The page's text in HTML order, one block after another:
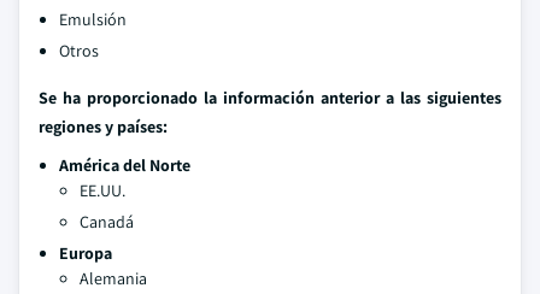
Emulsión
Otros
Se ha proporcionado la información anterior a las siguientes
regiones y países:
América del Norte
EE.UU.
Canadá
Europa
Alemania